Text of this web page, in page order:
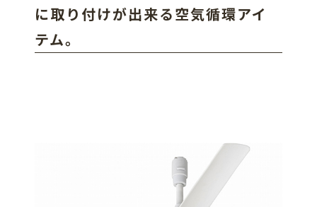
に取り付けが出来る空気循環アイ
テム。